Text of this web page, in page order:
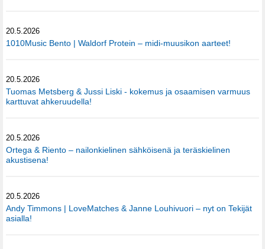
20.5.2026
1010Music Bento | Waldorf Protein – midi-muusikon aarteet!
20.5.2026
Tuomas Metsberg & Jussi Liski - kokemus ja osaamisen varmuus
karttuvat ahkeruudella!
20.5.2026
Ortega & Riento – nailonkielinen sähköisenä ja teräskielinen
akustisena!
20.5.2026
Andy Timmons | LoveMatches & Janne Louhivuori – nyt on Tekijät
asialla!